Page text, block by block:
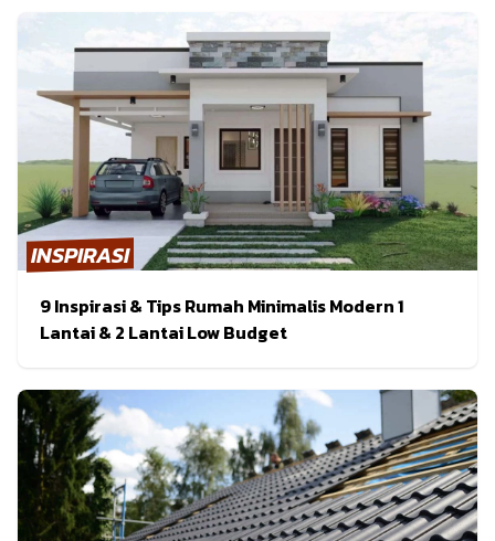
INSPIRASI
9 Inspirasi & Tips Rumah Minimalis Modern 1
Lantai & 2 Lantai Low Budget